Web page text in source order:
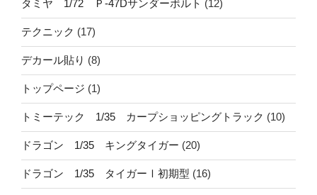
タミヤ 1/72 Ｐ-47Dサンダーボルト (12)
テクニック (17)
デカール貼り (8)
トップページ (1)
トミーテック 1/35 カープショッピングトラック (10)
ドラゴン 1/35 キングタイガー (20)
ドラゴン 1/35 タイガーⅠ初期型 (16)